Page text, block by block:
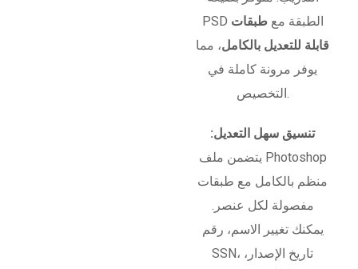
PSD الطبقة معطبقات
قابلة للتعديل بالكامل، مما
يوفر مرونة كاملة في
التخصيص.
تنسيق سهل التعديل:
يتضمن ملف Photoshop
منظم بالكامل مع طبقات
مفصولة لكل عنصر.
يمكنك تغيير الاسم، رقم
SSN، تاريخ الإصدار،